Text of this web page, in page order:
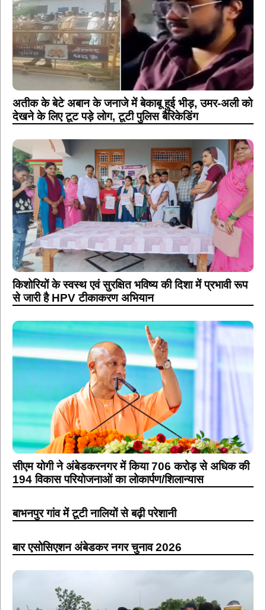
अतीक के बेटे अबान के जनाजे में बेकाबू हुई भीड़, उमर-अली को
देखने के लिए टूट पड़े लोग, टूटी पुलिस बैरिकेडिंग
किशोरियों के स्वस्थ एवं सुरक्षित भविष्य की दिशा में प्रभावी रूप
से जारी है HPV टीकाकरण अभियान
सीएम योगी ने अंबेडकरनगर में किया 706 करोड़ से अधिक की
194 विकास परियोजनाओं का लोकार्पण/शिलान्यास
बाभनपुर गांव में टूटी नालियों से बढ़ी परेशानी
बार एसोसिएशन अंबेडकर नगर चुनाव 2026